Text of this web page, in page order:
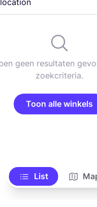
geen resultaten
zoekcriteria.
Toon alle winkels
List